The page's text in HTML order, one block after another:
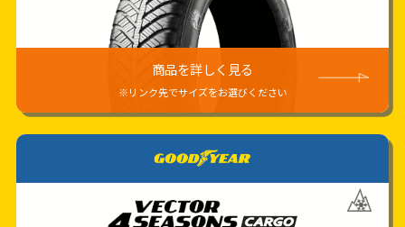
商品を詳しく見る
※リンク先でサイズをお選びください
goodyear